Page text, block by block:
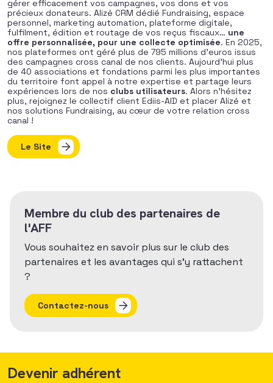
gérer efficacement vos campagnes, vos dons et vos
précieux donateurs. Alizé CRM dédié Fundraising, espace
personnel, marketing automation, plateforme digitale,
fulfilment, édition et routage de vos reçus fiscaux… une
offre personnalisée, pour une collecte optimisée. En 2025,
nos plateformes ont géré plus de 795 millions d’euros issus
des campagnes cross canal de nos clients. Aujourd’hui plus
de 40 associations et fondations parmi les plus importantes
du territoire font appel à notre expertise et partage leurs
expériences lors de nos clubs utilisateurs. Alors n’hésitez
plus, rejoignez le collectif client Ediis-AID et placer Alizé et
nos solutions Fundraising, au cœur de votre relation cross
canal !
Le Site
Membre du club des partenaires de
l'AFF
Vous souhaitez en savoir plus sur le club des
partenaires et les avantages qui s'y rattachent
?
Contactez-nous
Devenir adhérent